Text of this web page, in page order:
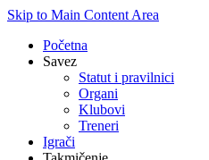
Skip to Main Content Area
Početna
Savez
Statut i pravilnici
Organi
Klubovi
Treneri
Igrači